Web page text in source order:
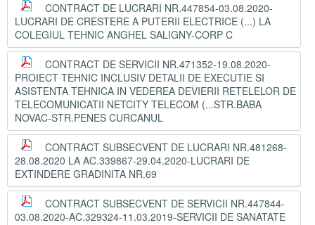
CONTRACT DE LUCRARI NR.447854-03.08.2020-
LUCRARI DE CRESTERE A PUTERII ELECTRICE (...) LA
COLEGIUL TEHNIC ANGHEL SALIGNY-CORP C
CONTRACT DE SERVICII NR.471352-19.08.2020-
PROIECT TEHNIC INCLUSIV DETALII DE EXECUTIE SI
ASISTENTA TEHNICA IN VEDEREA DEVIERII RETELELOR DE
TELECOMUNICATII NETCITY TELECOM (...STR.BABA
NOVAC-STR.PENES CURCANUL
CONTRACT SUBSECVENT DE LUCRARI NR.481268-
28.08.2020 LA AC.339867-29.04.2020-LUCRARI DE
EXTINDERE GRADINITA NR.69
CONTRACT SUBSECVENT DE SERVICII NR.447844-
03.08.2020-AC.329324-11.03.2019-SERVICII DE SANATATE